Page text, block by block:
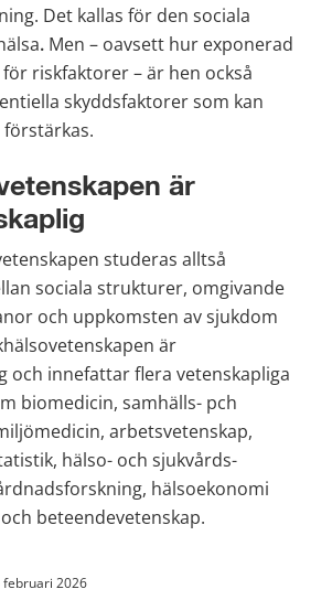
Det kallas för den sociala
. Men – oavsett hur exponerad
riskfaktorer – är hen också
skyddsfaktorer som kan
är
studeras alltså
sociala strukturer, omgivande
och uppkomsten av sjukdom
är
och innefattar flera vetenskapliga
biomedicin, samhälls- pch
arbetsvetenskap,
hälso- och sjukvårds­
hälsoekonomi
beteendevetenskap.
februari 2026